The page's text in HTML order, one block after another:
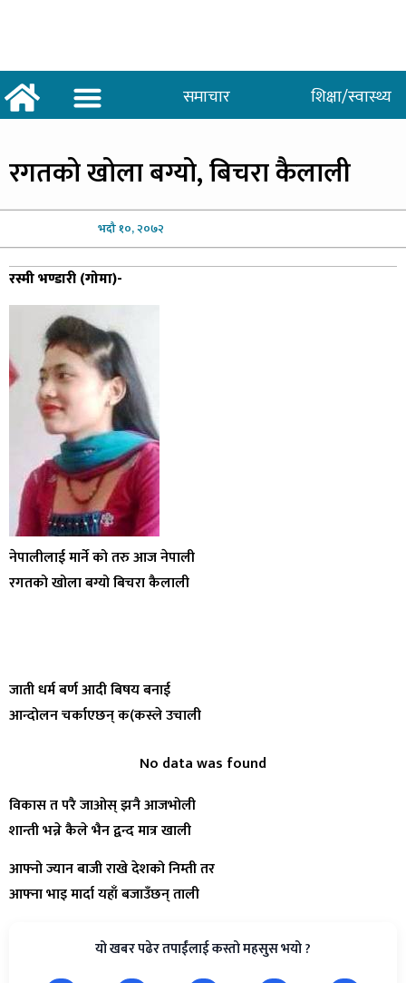
समाचार शिक्षा/स्वास्थ्य
रगतकोखोला बग्यो, बिचरा कैलाली
भदौ१०, २०७२
रस्मी भण्डारी (गोमा)-
नेपालीलाई मार्ने को तरु आज नेपाली
रगतको खोला बग्यो बिचरा कैलाली
जाती धर्म बर्ण आदी बिषय बनाई
आन्दोलन चर्काएछन् क(कस्ले उचाली
No data was found
विकास त परै जाओस् झनै आजभोली
शान्ती भन्ने कैले भैन द्वन्द मात्र खाली
आफ्नो ज्यान बाजी राखे देशको निम्ती तर
आफ्ना भाइ मार्दा यहाँ बजाउँछन् ताली
यो खबर पढेर तपाईंलाई कस्तो महसुस भयो ?